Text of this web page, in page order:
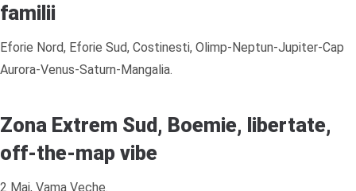
familii
Eforie Nord, Eforie Sud, Costinesti, Olimp-Neptun-Jupiter-Cap
Aurora-Venus-Saturn-Mangalia.
Zona Extrem Sud, Boemie, libertate,
off-the-map vibe
2 Mai, Vama Veche.